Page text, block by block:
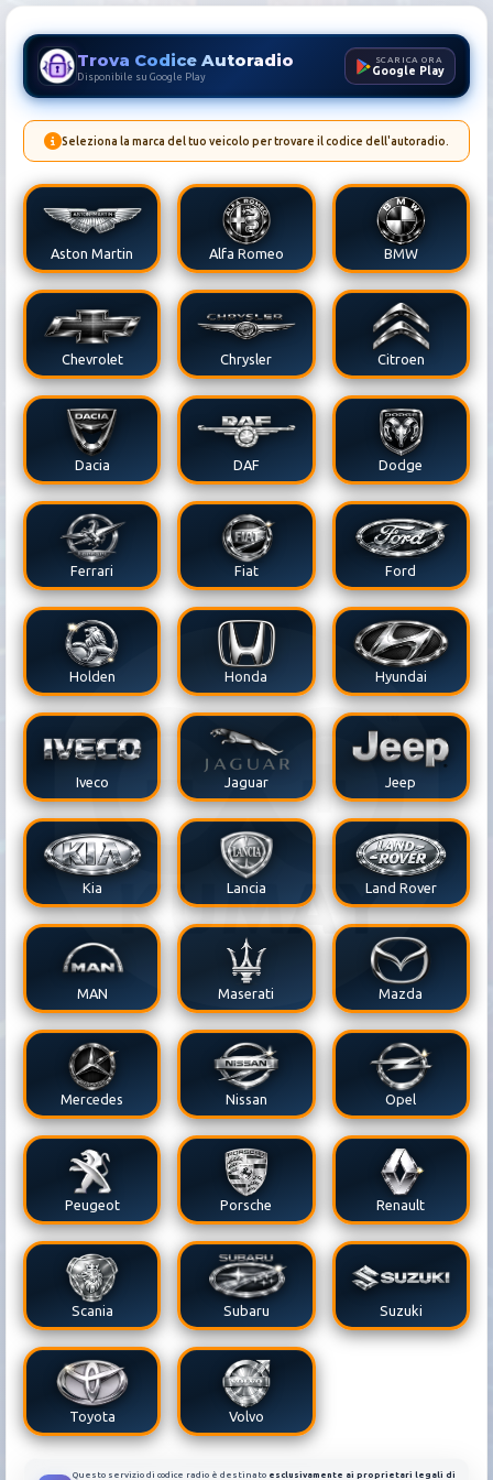
Trova Codice Autoradio
Disponibile su Google Play
SCARICA ORA
Google Play
Seleziona la marca del tuo veicolo per trovare il codice dell'autoradio.
Codice Autoradio Audi |
Aston Martin Alfa Romeo BMW
Chevrolet Chrysler Citroen
Dacia DAF Dodge
Ferrari Fiat Ford
Holden Honda Hyundai
Iveco Jaguar Jeep
Kia Lancia Land Rover
MAN Maserati Mazda
Mercedes Nissan Opel
Peugeot Porsche Renault
Scania Subaru Suzuki
Toyota Volvo
Questo servizio di codice radio è destinato esclusivamente ai proprietari legali di